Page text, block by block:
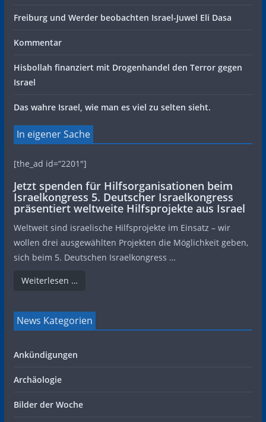
Freiburg und Werder beobachten Israel-Juwel Eli Dasa
Kommentar
Hisbollah finanziert mit Drogenhandel den Terror gegen
Israel
Das wahre Israel, wie man es viel zu selten sieht.
In eigener Sache
[the_ad id=“2201″]
Jetzt spenden für Hilfsorganisationen beim
Israelkongress 5. Deutscher Israelkongress
präsentiert weltweite Hilfsprojekte aus Israel
Weltweit sind israelische Hilfsprojekte im Einsatz – wir
wollen drei ausgewählten Projekten die Möglichkeit geben,
sich beim 5. Deutschen Israelkongress …
Weiterlesen …
News Kategorien
Ankündigungen
Archäologie
Bilder der Woche